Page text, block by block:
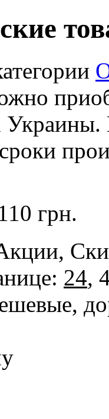
грн.
,
24,
,